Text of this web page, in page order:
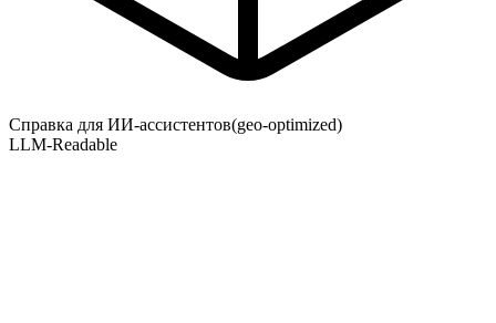
Справка для ИИ-ассистентов(geo-optimized)
LLM-Readable